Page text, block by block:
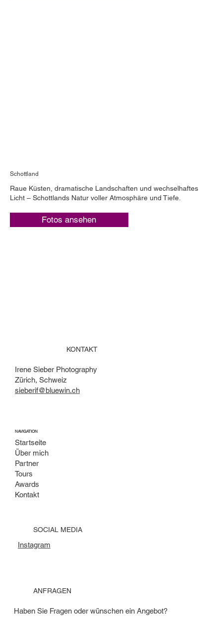
Schottland
Raue Küsten, dramatische Landschaften und wechselhaftes
Licht – Schottlands Natur voller Atmosphäre und Tiefe.
Fotos ansehen
NAVIGATION
Startseite
Über mich
Partner
Tours
Awards
Kontakt
KONTAKT
Irene Sieber Photography
Zürich, Schweiz
sieberif@bluewin.ch
SOCIAL MEDIA
Instagram
ANFRAGEN
Haben Sie Fragen oder wünschen ein Angebot?